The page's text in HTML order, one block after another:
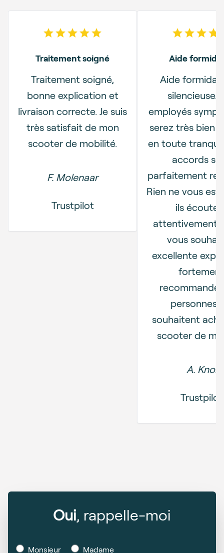
5 out of 5 stars
Traitement soigné
Traitement soigné,
bonne explication et
livraison correcte. Je suis
très satisfait de mon
scooter de mobilité.
F. Molenaar
Trustpilot
5 out
Aide
Aide
silencieuse.
employés
serez très bien
en toute
accords
parfaitement
Rien ne vous est
ils
attentivement
vous
excellente
fortement
personnes
souhaitent
scooter de
A. Knol
Trustpilot
Oui, rappelle-moi
Monsieur Madame